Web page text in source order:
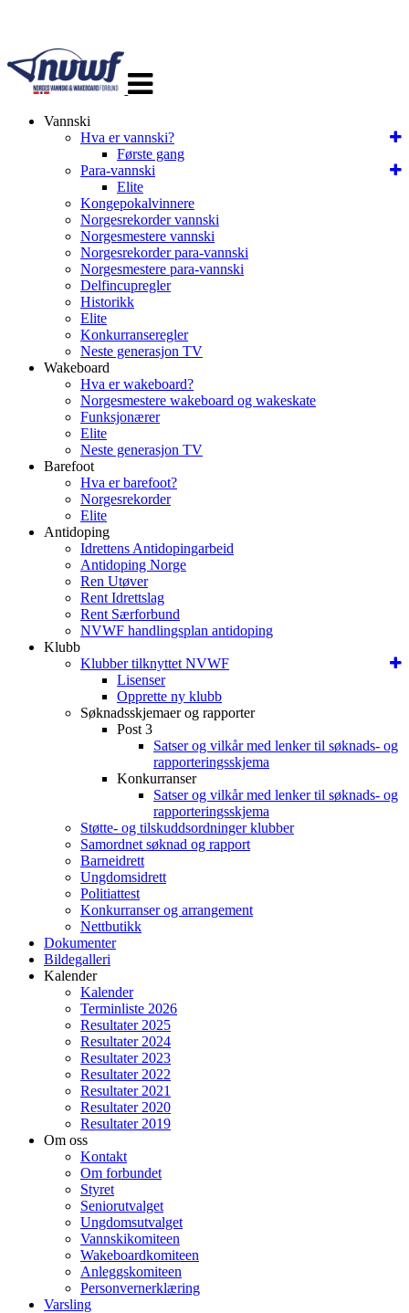
navigasjon
Vannski
Hva er vannski?
Første gang
Para-vannski
Elite
Kongepokalvinnere
Norgesrekorder vannski
Norgesmestere vannski
Norgesrekorder para-vannski
Norgesmestere para-vannski
Delfincupregler
Historikk
Elite
Konkurranseregler
Neste generasjon TV
Wakeboard
Hva er wakeboard?
Norgesmestere wakeboard og wakeskate
Funksjonærer
Elite
Neste generasjon TV
Barefoot
Hva er barefoot?
Norgesrekorder
Elite
Antidoping
Idrettens Antidopingarbeid
Antidoping Norge
Ren Utøver
Rent Idrettslag
Rent Særforbund
NVWF handlingsplan antidoping
Klubb
Klubber tilknyttet NVWF
Lisenser
Opprette ny klubb
Søknadsskjemaer og rapporter
Post 3
Satser og vilkår med lenker til søknads- og
rapporteringsskjema
Konkurranser
Satser og vilkår med lenker til søknads- og
rapporteringsskjema
Støtte- og tilskuddsordninger klubber
Samordnet søknad og rapport
Barneidrett
Ungdomsidrett
Politiattest
Konkurranser og arrangement
Nettbutikk
Dokumenter
Bildegalleri
Kalender
Kalender
Terminliste 2026
Resultater 2025
Resultater 2024
Resultater 2023
Resultater 2022
Resultater 2021
Resultater 2020
Resultater 2019
Om oss
Kontakt
Om forbundet
Styret
Seniorutvalget
Ungdomsutvalget
Vannskikomiteen
Wakeboardkomiteen
Anleggskomiteen
Personvernerklæring
Varsling